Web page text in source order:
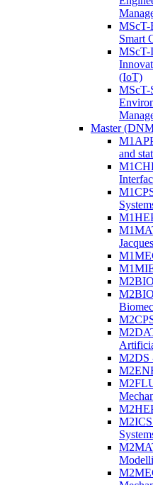
MScT-
Smart
MScT-
(IoT)
MScT-
Master
and
M2DS